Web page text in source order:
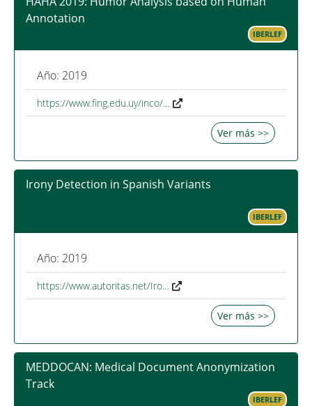
Annotation
IBERLEF
Año: 2019
https://www.fing.edu.uy/inco/…
Ver más >>
Irony Detection in Spanish Variants
IBERLEF
Año: 2019
https://www.autoritas.net/Iro…
Ver más >>
MEDDOCAN: Medical Document Anonymization
Track
IBERLEF